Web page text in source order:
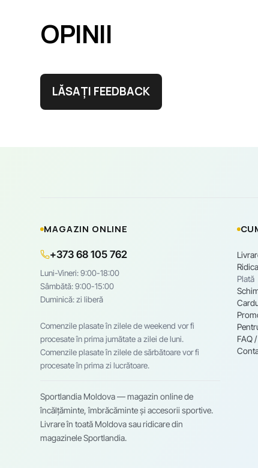
OPINII
LĂSAȚI FEEDBACK
MAGAZIN ONLINE
+373 68 105 762
Luni-Vineri: 9:00-18:00
Sâmbătă: 9:00-15:00
Duminică: zi liberă
Comenzile plasate în zilele de weekend vor fi
procesate în prima jumătate a zilei de luni.
Comenzile plasate în zilele de sărbătoare vor fi
procesate în prima zi lucrătoare.
Sportlandia Moldova — magazin online de
încălțăminte, îmbrăcăminte și accesorii sportive.
Livrare în toată Moldova sau ridicare din
magazinele Sportlandia.
Plată
FAQ